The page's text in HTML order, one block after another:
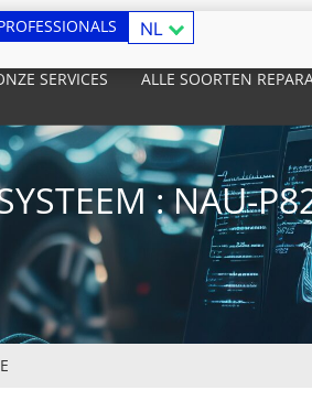
NL
SERVICES ALLE SOORTEN
: NAU-